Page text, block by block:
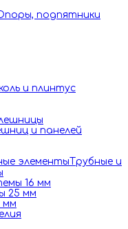
подпятники
и плинтус
и панелей
Трубные и
16 мм
25 мм
мм